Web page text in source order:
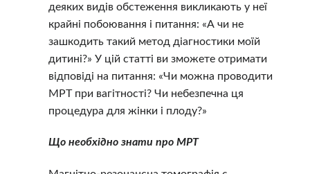
деяких видів обстеження викликають у неї
крайні побоювання і питання: «А чи не
зашкодить такий метод діагностики моїй
дитині?» У цій статті ви зможете отримати
відповіді на питання: «Чи можна проводити
МРТ при вагітності? Чи небезпечна ця
процедура для жінки і плоду?»
Що необхідно знати про МРТ